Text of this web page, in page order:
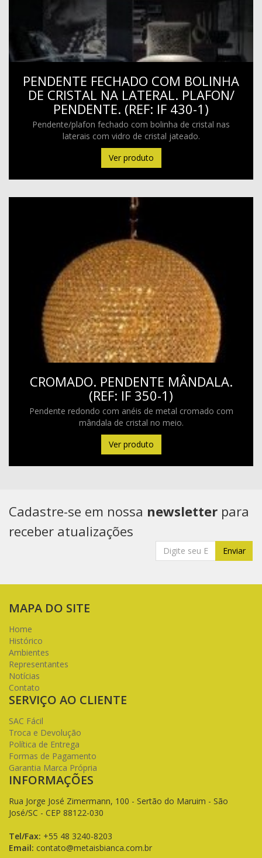
PENDENTE FECHADO COM BOLINHA
DE CRISTAL NA LATERAL. PLAFON/
PENDENTE. (REF: IF 430-1)
Pendente/plafon fechado com bolinha de cristal nas
laterais com vidro de cristal jateado.
Ver produto
CROMADO. PENDENTE MÂNDALA.
(REF: IF 350-1)
Pendente redondo com anéis de metal cromado com
mândala de cristal no meio.
Ver produto
Cadastre-se em nossa newsletter para
receber atualizações
Enviar
MAPA DO SITE
Home
Histórico
Ambientes
Representantes
Notícias
Contato
SERVIÇO AO CLIENTE
SAC Fácil
Troca e Devolução
Política de Entrega
Formas de Pagamento
Garantia Marca Própria
INFORMAÇÕES
Rua Jorge José Zimermann, 100 - Sertão do Maruim - São
José/SC - CEP 88122-030
Tel/Fax: +55 48 3240-8203
Email: contato@metaisbianca.com.br